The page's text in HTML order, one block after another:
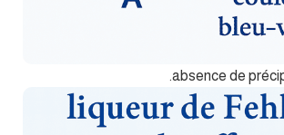
absence de